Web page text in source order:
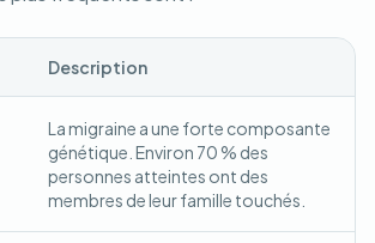
Description
La migraine a une forte composante
génétique. Environ 70 % des
personnes atteintes ont des
membres de leur famille touchés.